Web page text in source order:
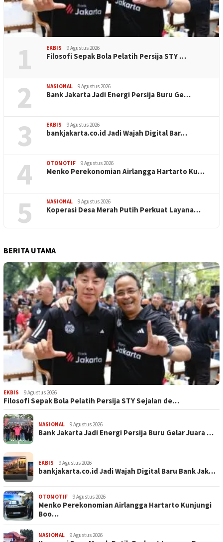
1 EKBIS 9 Agustus 2026
Filosofi Sepak Bola Pelatih Persija STY …
2 NASIONAL 9 Agustus 2026
Bank Jakarta Jadi Energi Persija Buru Ge…
3 EKBIS 9 Agustus 2026
bankjakarta.co.id Jadi Wajah Digital Bar…
4 OTOMOTIF 9 Agustus 2026
Menko Perekonomian Airlangga Hartarto Ku…
5 NASIONAL 9 Agustus 2026
Koperasi Desa Merah Putih Perkuat Layana…
BERITA UTAMA
EKBIS 9 Agustus 2026
Filosofi Sepak Bola Pelatih Persija STY Sejalan de…
NASIONAL 9 Agustus 2026
Bank Jakarta Jadi Energi Persija Buru Gelar Juara …
EKBIS 9 Agustus 2026
bankjakarta.co.id Jadi Wajah Digital Baru Bank Jak…
OTOMOTIF 9 Agustus 2026
Menko Perekonomian Airlangga Hartarto Kunjungi
Boo…
NASIONAL 9 Agustus 2026